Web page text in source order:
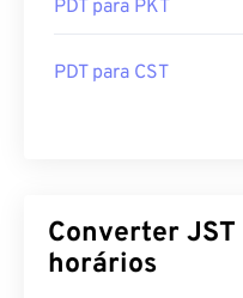
PDT para PKT
PDT para CST
Converter
horários